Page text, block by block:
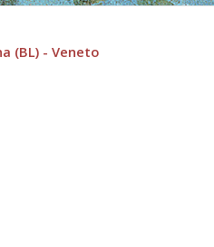
(BL) - Veneto